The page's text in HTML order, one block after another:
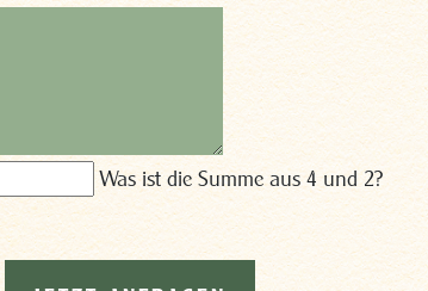
Was ist die Summe aus 4 und 2?